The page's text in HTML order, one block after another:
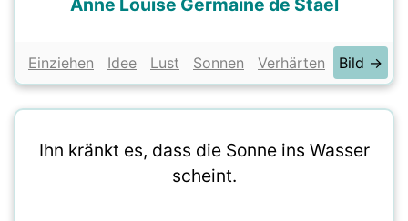
Anne Louise Germaine de Staël
Einziehen Idee Lust Sonnen Verhärten Bild →
Ihn kränkt es, dass die Sonne ins Wasser
scheint.